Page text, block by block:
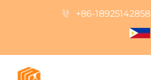
+86-18925142858